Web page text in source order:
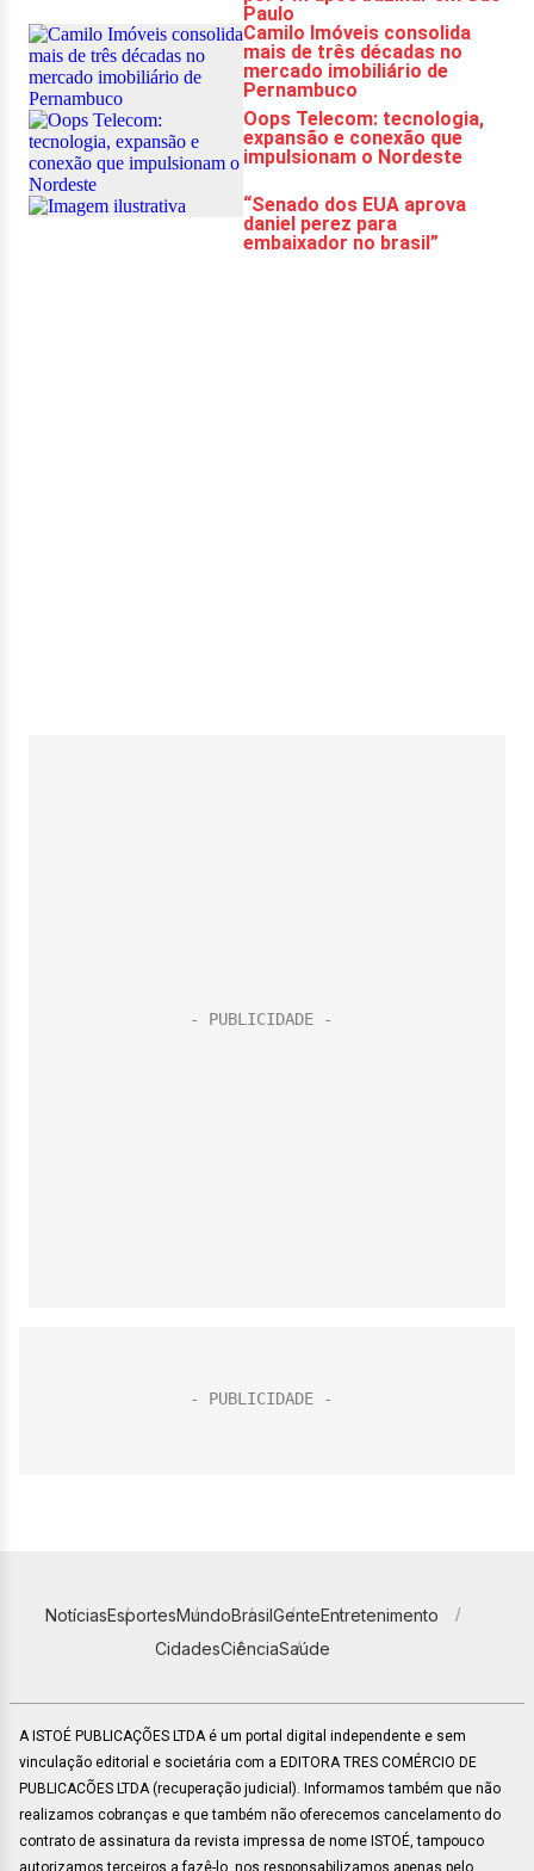
NotíciasEsportesMundoBrasilGenteEntretenimento
CidadesCiênciaSaúde
A ISTOÉ PUBLICAÇÕES LTDA é um portal digital independente e sem
vinculação editorial e societária com a EDITORA TRES COMÉRCIO DE
PUBLICACÕES LTDA (recuperação judicial). Informamos também que não
realizamos cobranças e que também não oferecemos cancelamento do
contrato de assinatura da revista impressa de nome ISTOÉ, tampouco
autorizamos terceiros a fazê-lo, nos responsabilizamos apenas pelo